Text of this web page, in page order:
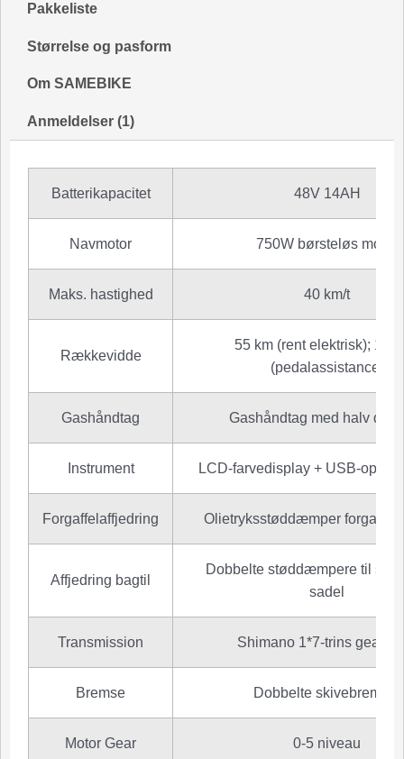
Pakkeliste
Størrelse og pasform
Om SAMEBIKE
Anmeldelser (1)
Batterikapacitet 48V 14AH
Navmotor 750W børsteløs motor
Maks. hastighed 40 km/t
Rækkevidde
55 km (rent elektrisk); 110
(pedalassistance)
Gashåndtag Gashåndtag med halv
Instrument LCD-farvedisplay + USB-
Forgaffelaffjedring Olietryksstøddæmper forgaffel
Affjedring bagtil
Dobbelte støddæmpere til
sadel
Transmission Shimano 1*7-trins
Bremse Dobbelte skivebremser
Motor Gear 0-5 niveau